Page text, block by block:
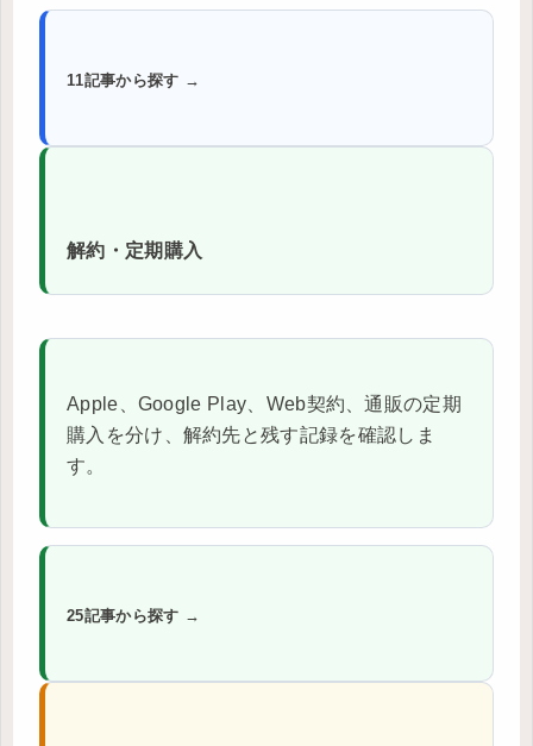
11記事から探す →
解約・定期購入
Apple、Google Play、Web契約、通販の定期
購入を分け、解約先と残す記録を確認しま
す。
25記事から探す →